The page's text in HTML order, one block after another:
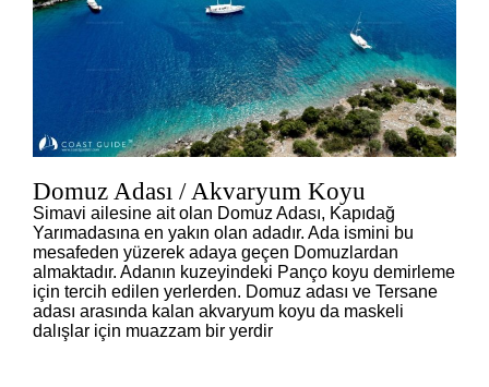
Domuz Adası / Akvaryum Koyu
Simavi ailesine ait olan Domuz Adası, Kapıdağ
Yarımadasına en yakın olan adadır. Ada ismini bu
mesafeden yüzerek adaya geçen Domuzlardan
almaktadır. Adanın kuzeyindeki Panço koyu demirleme
için tercih edilen yerlerden. Domuz adası ve Tersane
adası arasında kalan akvaryum koyu da maskeli
dalışlar için muazzam bir yerdir